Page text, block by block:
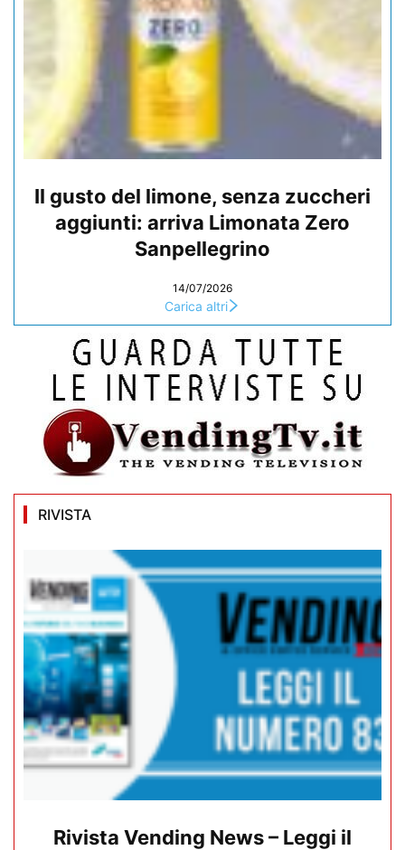
Il gusto del limone, senza zuccheri
aggiunti: arriva Limonata Zero
Sanpellegrino
14/07/2026
Carica altri
RIVISTA
Rivista Vending News – Leggi il